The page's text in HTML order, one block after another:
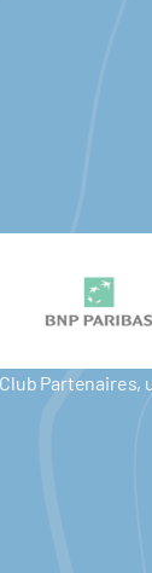
Partenaires,